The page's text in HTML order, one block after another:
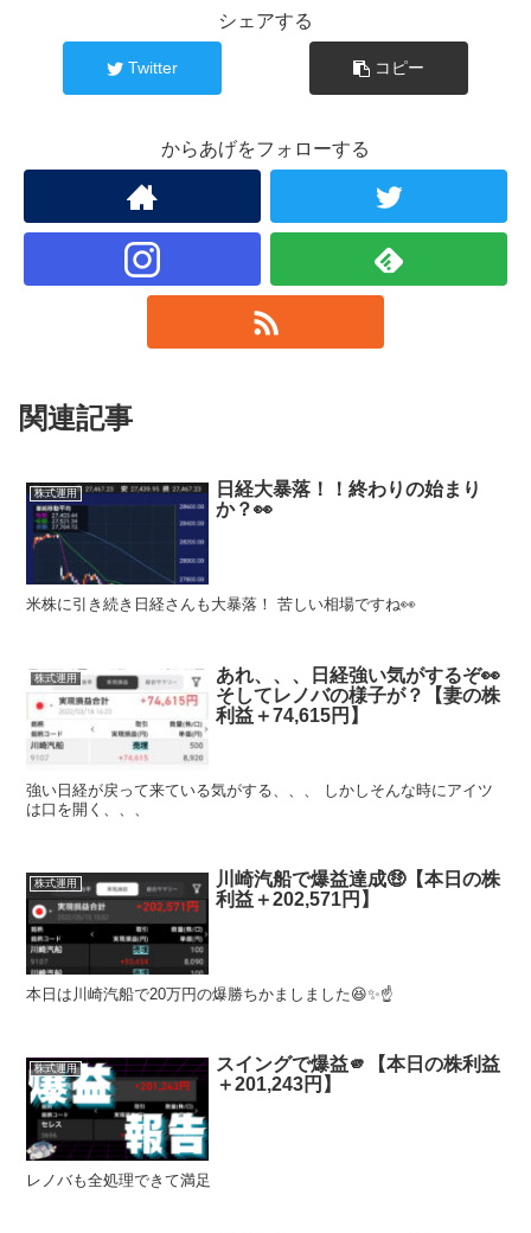
シェアする
Twitter コピー
からあげをフォローする
関連記事
株式運用
日経大暴落！！終わりの始まり
か？👀
米株に引き続き日経さんも大暴落！ 苦しい相場ですね👀
株式運用
あれ、、、日経強い気がするぞ👀
そしてレノバの様子が？【妻の株
利益＋74,615円】
強い日経が戻って来ている気がする、、、 しかしそんな時にアイツ
は口を開く、、、
株式運用
川崎汽船で爆益達成🤑【本日の株
利益＋202,571円】
本日は川崎汽船で20万円の爆勝ちかましました😆✨☝️
株式運用
スイングで爆益🫵【本日の株利益
＋201,243円】
レノバも全処理できて満足